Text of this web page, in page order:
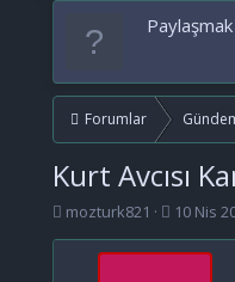
Forumlar
Kurt Avcısı
K
mozturk821
B
ş
10 Nis